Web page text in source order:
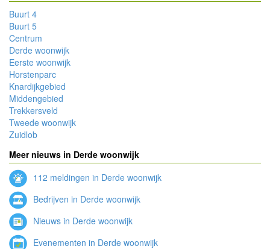
Buurt 4
Buurt 5
Centrum
Derde woonwijk
Eerste woonwijk
Horstenparc
Knardijkgebied
Middengebied
Trekkersveld
Tweede woonwijk
Zuidlob
Meer nieuws in Derde woonwijk
112 meldingen in Derde woonwijk
Bedrijven in Derde woonwijk
Nieuws in Derde woonwijk
Evenementen in Derde woonwijk